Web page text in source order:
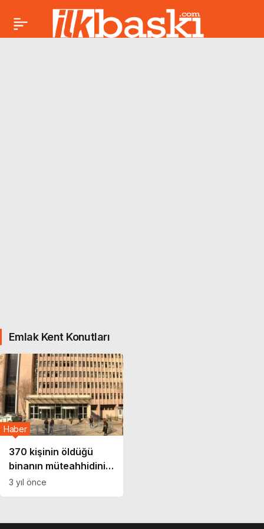
Emlak Kent Konutları
370 kişinin öldüğü
binanın müteahhidini
depremzede yakaladı
Haber
3 yıl önce